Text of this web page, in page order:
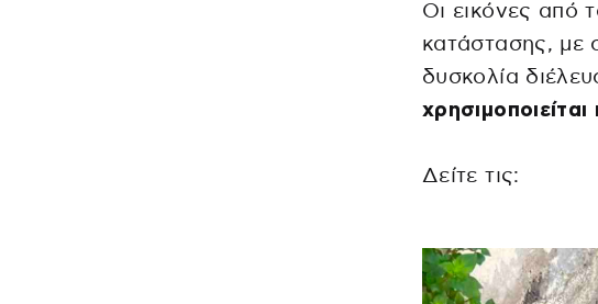
Οι εικόνες από
κατάστασης, με
δυσκολία
Δείτε τις: